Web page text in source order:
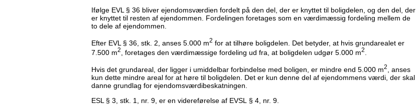
Ifølge EVL § 36 bliver ejendomsværdien fordelt på den del, der er knyttet til boligdelen, og den del, der
er knyttet til resten af ejendommen. Fordelingen foretages som en værdimæssig fordeling mellem de
to dele af ejendommen.
Efter EVL § 36, stk. 2, anses 5.000 m2 for at tilhøre boligdelen. Det betyder, at hvis grundarealet er
7.500 m2 , foretages den værdimæssige fordeling ud fra, at boligdelen udgør 5.000 m2
Hvis det grundareal, der ligger i umiddelbar forbindelse med boligen, er mindre end 5.000 m2
, anses
kun dette mindre areal for at høre til boligdelen. Det er kun denne del af ejendommens værdi, der skal
danne grundlag for ejendomsværdibeskatningen.
ESL § 3, stk. 1, nr. 9, er en videreførelse af EVSL § 4, nr. 9.